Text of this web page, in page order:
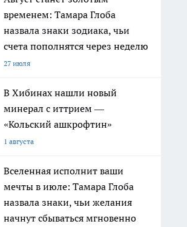
временем: Тамара Глоба
назвала знаки зодиака, чьи
счета пополнятся через неделю
27 июля
В Хибинах нашли новый
минерал с иттрием —
«Кольский ашкрофтин»
1 августа
Вселенная исполнит ваши
мечты в июле: Тамара Глоба
назвала знаки, чьи желания
начнут сбываться мгновенно